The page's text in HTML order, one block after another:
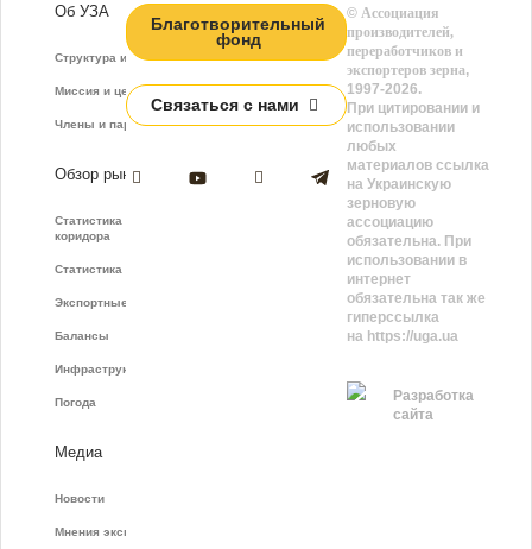
Об УЗА
Структура и функции
Миссия и цели
Члены и партнёры
Обзор рынка
Статистика зернового
коридора
Статистика фрахта
Экспортные показатели
Балансы
Инфраструктура
Погода
Медиа
Новости
Мнения экспертов
Благотворительный
фонд
Связаться с нами
©Ассоциация
производителей,
переработчиков и
экспортеров зерна,
1997-2026.
При цитировании и
использовании
любых
материалов ссылка
на Украинскую
зерновую
ассоциацию
обязательна. При
использовании в
интернет
обязательна так же
гиперссылка
на https://uga.ua
Разработка
сайта